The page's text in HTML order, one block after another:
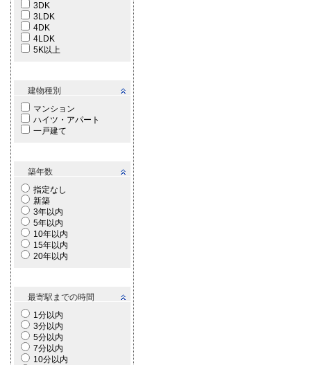
3DK
3LDK
4DK
4LDK
5K以上
建物種別
マンション
ハイツ・アパート
一戸建て
築年数
指定なし
新築
3年以内
5年以内
10年以内
15年以内
20年以内
最寄駅までの時間
1分以内
3分以内
5分以内
7分以内
10分以内